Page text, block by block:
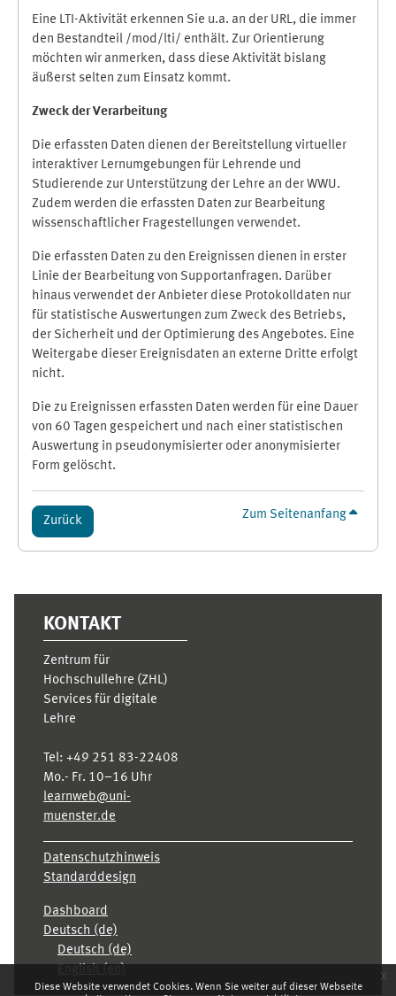
Diese Website verwendet Cookies. Wenn Sie weiter auf dieser Webseite
x
Eine LTI-Aktivität erkennen Sie u.a. an der URL, die immer
den Bestandteil /mod/lti/ enthält. Zur Orientierung
möchten wir anmerken, dass diese Aktivität bislang
äußerst selten zum Einsatz kommt.
Zweck der Verarbeitung
Die erfassten Daten dienen der Bereitstellung virtueller
interaktiver Lernumgebungen für Lehrende und
Studierende zur Unterstützung der Lehre an der WWU.
Zudem werden die erfassten Daten zur Bearbeitung
wissenschaftlicher Fragestellungen verwendet.
Die erfassten Daten zu den Ereignissen dienen in erster
Linie der Bearbeitung von Supportanfragen. Darüber
hinaus verwendet der Anbieter diese Protokolldaten nur
für statistische Auswertungen zum Zweck des Betriebs,
der Sicherheit und der Optimierung des Angebotes. Eine
Weitergabe dieser Ereignisdaten an externe Dritte erfolgt
nicht.
Die zu Ereignissen erfassten Daten werden für eine Dauer
von 60 Tagen gespeichert und nach einer statistischen
Auswertung in pseudonymisierter oder anonymisierter
Form gelöscht.
Zurück Zum Seitenanfang
KONTAKT
Zentrum für
Hochschullehre (ZHL)
Services für digitale
Lehre
Tel: +49 251 83-22408
Mo.- Fr. 10–16 Uhr
learnweb@uni-
muenster.de
Datenschutzhinweis
Standarddesign
Dashboard
Deutsch ‎(de)‎
Deutsch ‎(de)‎